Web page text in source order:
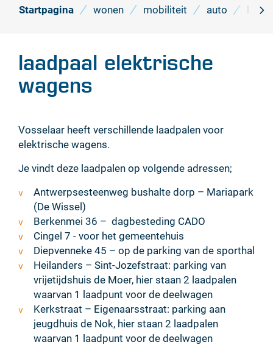
Startpagina wonen mobiliteit auto
laadpaal elektrische
wagens
Vosselaar heeft verschillende laadpalen voor
elektrische wagens.
Je vindt deze laadpalen op volgende adressen;
Antwerpsesteenweg bushalte dorp – Mariapark
(De Wissel)
Berkenmei 36 – dagbesteding CADO
Cingel 7 - voor het gemeentehuis
Diepvenneke 45 – op de parking van de sporthal
Heilanders – Sint-Jozefstraat: parking van
vrijetijdshuis de Moer, hier staan 2 laadpalen
waarvan 1 laadpunt voor de deelwagen
Kerkstraat – Eigenaarsstraat: parking aan
jeugdhuis de Nok, hier staan 2 laadpalen
waarvan 1 laadpunt voor de deelwagen